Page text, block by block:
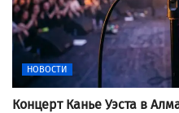
НОВОСТИ
Концерт Канье Уэста в